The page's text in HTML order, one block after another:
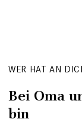
WER HAT AN
Bei Oma
bin